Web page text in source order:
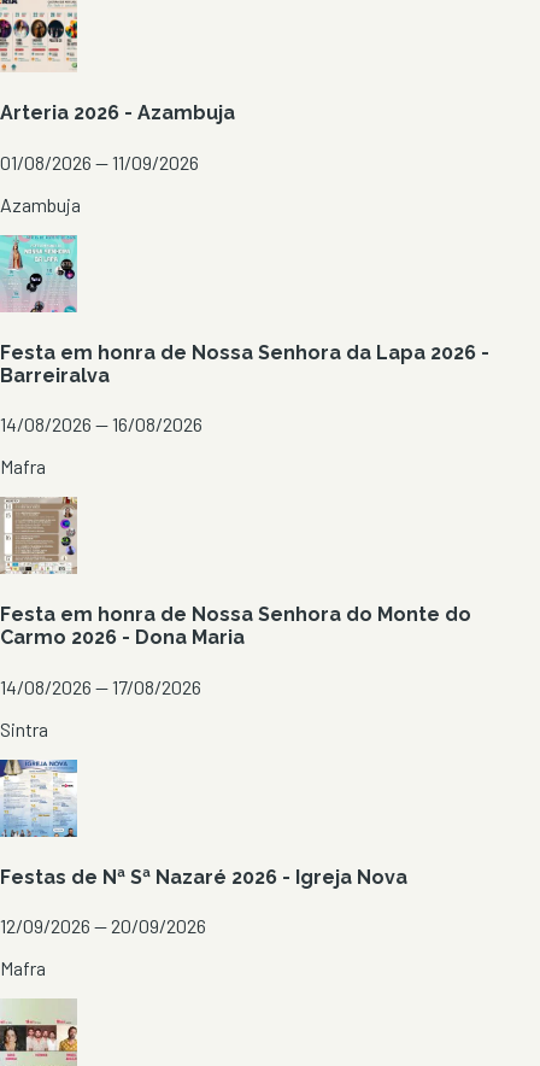
Arteria 2026 - Azambuja
01/08/2026 — 11/09/2026
Azambuja
Festa em honra de Nossa Senhora da Lapa 2026 -
Barreiralva
14/08/2026 — 16/08/2026
Mafra
Festa em honra de Nossa Senhora do Monte do
Carmo 2026 - Dona Maria
14/08/2026 — 17/08/2026
Sintra
Festas de Nª Sª Nazaré 2026 - Igreja Nova
12/09/2026 — 20/09/2026
Mafra